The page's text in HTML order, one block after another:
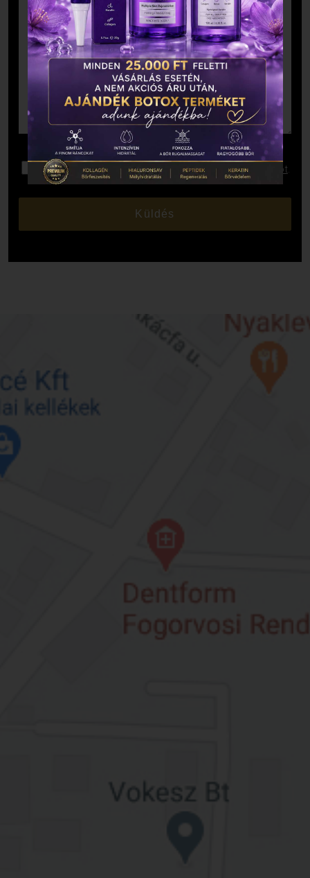
Elolvastam és elfogadom az Adatkezelési Tájékoztatót